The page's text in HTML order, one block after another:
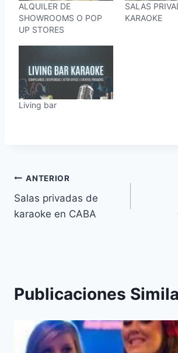
ALQUILER DE
SHOWROOMS O POP
UP STORES
SALAS
KARAOKE
Living bar
Navegación
de
ANTERIOR
Salas privadas de
karaoke en CABA
Publicaciones